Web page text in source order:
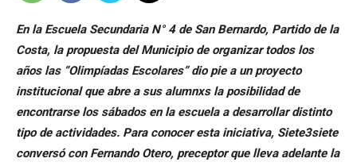
En la Escuela Secundaria N° 4 de San Bernardo, Partido de la
Costa, la propuesta del Municipio de organizar todos los
años las “Olimpíadas Escolares” dio pie a un proyecto
institucional que abre a sus alumnxs la posibilidad de
encontrarse los sábados en la escuela a desarrollar distinto
tipo de actividades. Para conocer esta iniciativa, Siete3siete
conversó con Fernando Otero, preceptor que lleva adelante la